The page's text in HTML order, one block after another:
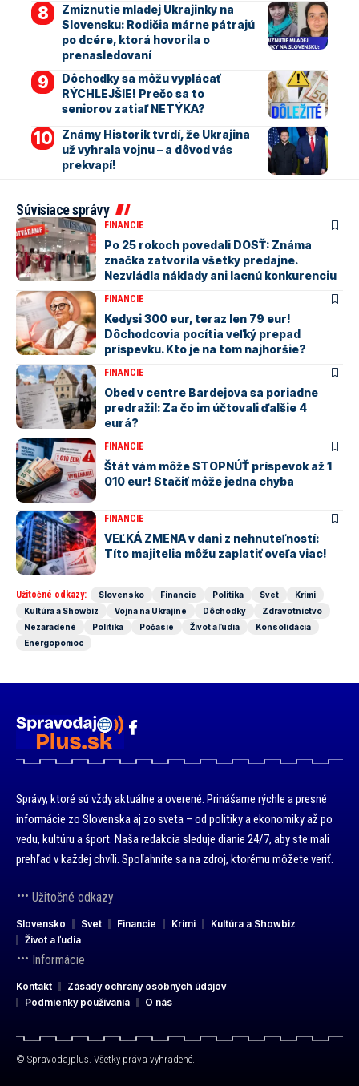
Zmiznutie mladej Ukrajinky na
Slovensku: Rodičia márne pátrajú
po dcére, ktorá hovorila o
prenasledovaní
Dôchodky sa môžu vyplácať
RÝCHLEJŠIE! Prečo sa to
seniorov zatiaľ NETÝKA?
Známy Historik tvrdí, že Ukrajina
už vyhrala vojnu – a dôvod vás
prekvapí!
Súvisiace správy
FINANCIE
Po 25 rokoch povedali DOSŤ: Známa
značka zatvorila všetky predajne.
Nezvládla náklady ani lacnú konkurenciu
FINANCIE
Kedysi 300 eur, teraz len 79 eur!
Dôchodcovia pocítia veľký prepad
príspevku. Kto je na tom najhoršie?
FINANCIE
Obed v centre Bardejova sa poriadne
predražil: Za čo im účtovali ďalšie 4
eurá?
FINANCIE
Štát vám môže STOPNÚŤ príspevok až 1
010 eur! Stačiť môže jedna chyba
FINANCIE
VEĽKÁ ZMENA v dani z nehnuteľností:
Títo majitelia môžu zaplatiť oveľa viac!
Užitočné odkazy: Slovensko Financie Politika Svet
Krimi
Kultúra a Showbiz
Vojna na Ukrajine Dôchodky
Zdravotníctvo
Nezaradené
Politika Počasie Život a ľudia
Konsolidácia
Energopomoc
Správy, ktoré sú vždy aktuálne a overené. Prinášame rýchle a presné
informácie zo Slovenska aj zo sveta – od politiky a ekonomiky až po
vedu, kultúru a šport. Naša redakcia sleduje dianie 24/7, aby ste mali
prehľad v každej chvíli. Spoľahnite sa na zdroj, ktorému môžete veriť.
Užitočné odkazy
Slovensko Svet Financie Krimi
Kultúra a Showbiz
Život a ľudia
Informácie
Kontakt
Zásady ochrany osobných údajov
Podmienky používania
O nás
© Spravodajplus. Všetky práva vyhradené.